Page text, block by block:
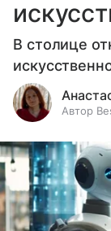
В столице
Автор